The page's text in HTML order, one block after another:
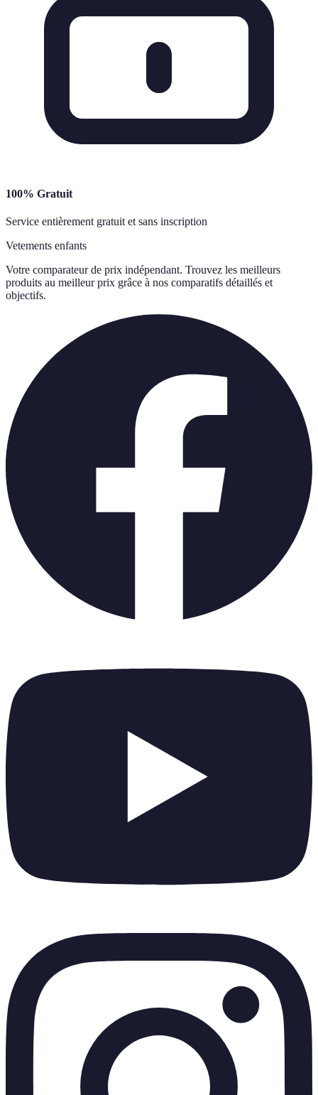
100% Gratuit
Service entièrement gratuit et sans inscription
Vetements enfants
Votre comparateur de prix indépendant. Trouvez les meilleurs
produits au meilleur prix grâce à nos comparatifs détaillés et
objectifs.